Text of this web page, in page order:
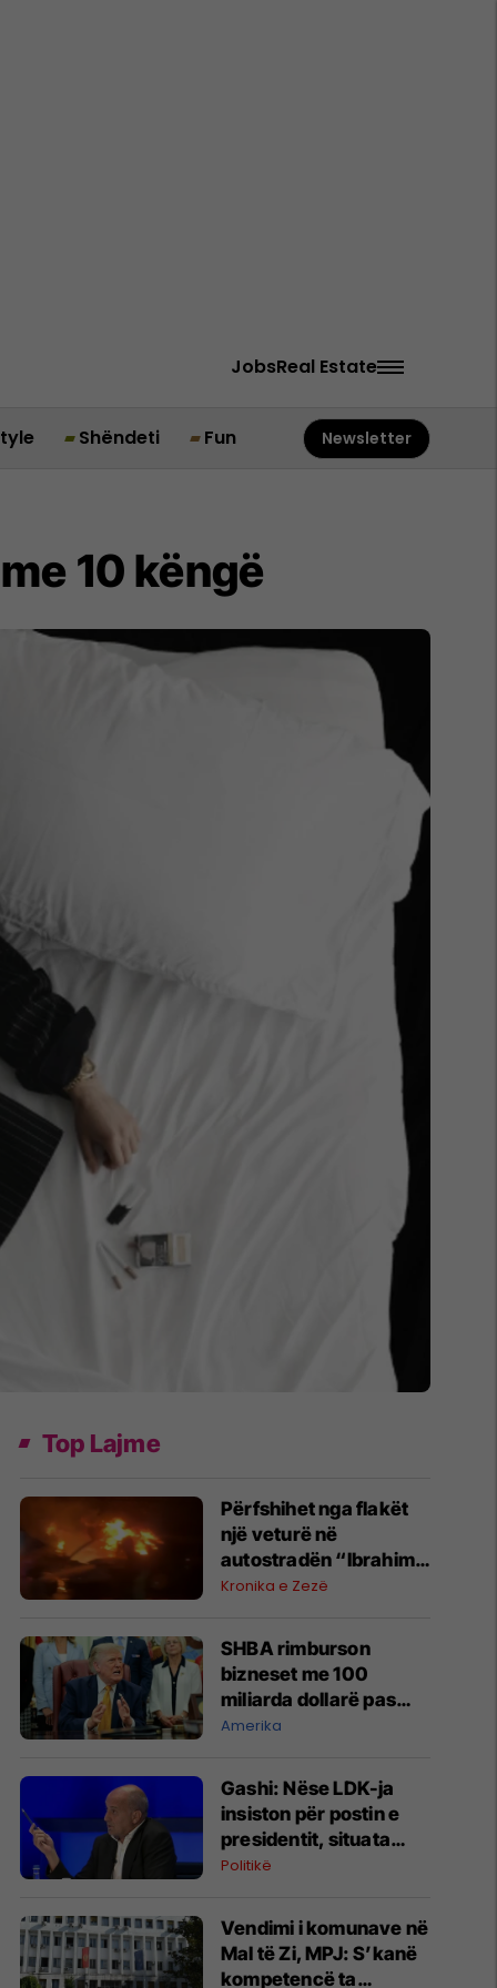
JobsReal Estate
Shëndeti Fun Newsletter
10 këngë
Top Lajme
Përfshihet nga flakët
një veturë në
autostradën “Ibrahim
Rugova”
Kronika e Zezë
SHBA rimburson
bizneset me 100
miliarda dollarë pas
anulimit të tarifave të
Amerika
Gashi: Nëse LDK-ja
insiston për postin e
presidentit, situata
komplikohet - pres që
Politikë
Vendimi i komunave në
Mal të Zi, MPJ: S’kanë
kompetencë ta